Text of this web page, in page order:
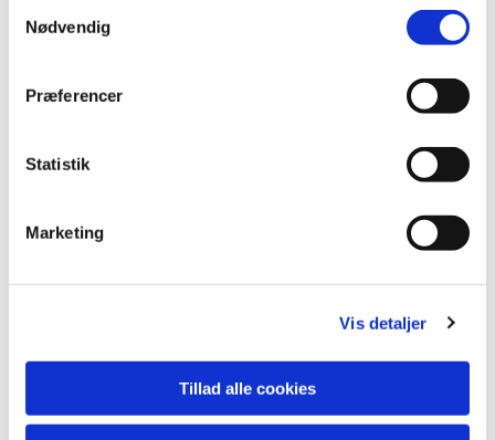
Nødvendig
Præferencer
Statistik
Marketing
Vis detaljer
Tillad alle cookies
Tilmelding:
https://forms.churchdesk.com/f/YmxocJeZ3x
Vi glæder os til at byde dig og din baby velkommen til
velkommen til at kontakte Amalie på amc@km.dk